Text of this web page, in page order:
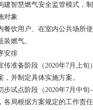
建智慧燃气安全监管模式，
对象
餐饮用户、在室内公共场所
装燃气。
安排
传准备阶段（2020年7月上
，并制定具体实施方案。
步试点阶段（2020年7月中
各局根据方案规定的工作责